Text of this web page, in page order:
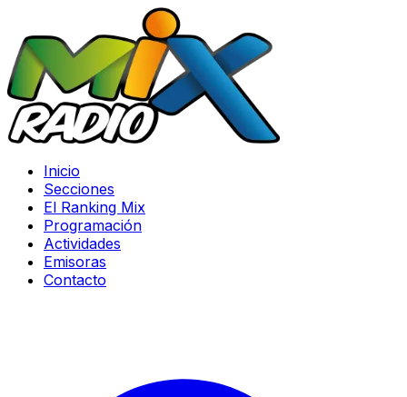
Inicio
Secciones
El Ranking Mix
Programación
Actividades
Emisoras
Contacto